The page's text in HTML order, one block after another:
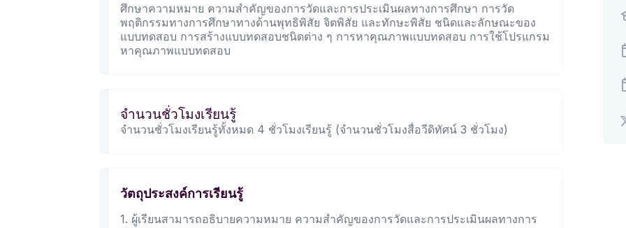
ศึกษาความหมาย ความสำคัญของการวัดและการประเมินผลทางการศึกษา การวัด
พฤติกรรมทางการศึกษาทางด้านพุทธิพิสัย จิตพิสัย และทักษะพิสัย ชนิดและลักษณะของ
แบบทดสอบ การสร้างแบบทดสอบชนิดต่าง ๆ การหาคุณภาพแบบทดสอบ การใช้โปรแกรม
หาคุณภาพแบบทดสอบ
จำนวนชั่วโมงเรียนรู้
จำนวนชั่วโมงเรียนรู้ทั้งหมด 4 ชั่วโมงเรียนรู้ (จำนวนชั่วโมงสื่อวีดิทัศน์ 3 ชั่วโมง)
วัตถุประสงค์การเรียนรู้
1. ผู้เรียนสามารถอธิบายความหมาย ความสำคัญของการวัดและการประเมินผลทางการ